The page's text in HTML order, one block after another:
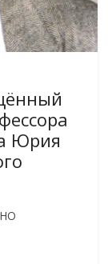
Юрия